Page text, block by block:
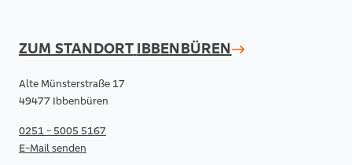
ZUM STANDORT IBBENBÜREN
Alte Münsterstraße 17
49477 Ibbenbüren
0251 - 5005 5167
E-Mail senden